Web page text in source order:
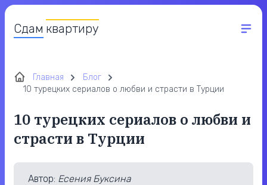
Сдам квартиру
Главная
Блог
10 турецких сериалов о любви и страсти в Турции
10 турецких сериалов о любви и
страсти в Турции
Автор: Есения Буксина